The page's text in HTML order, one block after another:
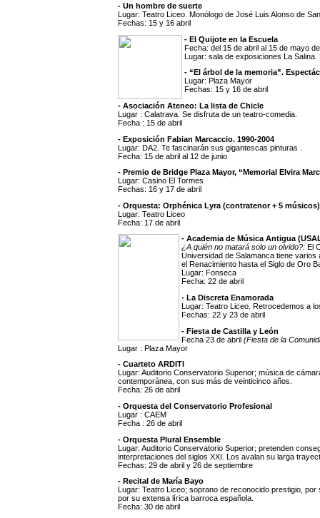
- Un hombre de suerte
Lugar: Teatro Liceo. Monólogo de José Luis Alonso de
Fechas: 15 y 16 abril
- El Quijote en la Escuela
Fecha: del 15 de abril al 15 de mayo
Lugar: sala de exposiciones La
- “El árbol de la memoria”.
Lugar: Plaza Mayor
Fechas: 15 y 16 de abril
- Asociación Ateneo: La lista de Chicle
Lugar : Calatrava. Se disfruta de un teatro-comedia.
Fecha : 15 de abril
- Exposición Fabian Marcaccio. 1990-2004
Lugar: DA2. Te fascinarán sus gigantescas pinturas .
Fecha: 15 de abril al 12 de junio
- Premio de Bridge Plaza Mayor, “Memorial Elvira
Lugar: Casino El Tormes
Fechas: 16 y 17 de abril
- Orquesta: Orphénica Lyra (contratenor + 5 músicos)
Lugar: Teatro Liceo
Fecha: 17 de abril
- Academia de Música Antigua
¿A quién no matará solo un olvido?: El
Universidad de Salamanca tiene
el Renacimiento hasta el Siglo de Oro
Lugar: Fonseca
Fecha: 22 de abril
- La Discreta Enamorada
Lugar: Teatro Liceo. Retrocedemos a
Fechas: 22 y 23 de abril
- Fiesta de Castilla y León
Fecha 23 de abril (Fiesta de la
Lugar : Plaza Mayor
- Cuarteto ARDITI
Lugar: Auditorio Conservatorio Superior; música de
contemporánea, con sus más de veinticinco años.
Fecha: 26 de abril
- Orquesta del Conservatorio Profesional
Lugar : CAEM
Fecha : 26 de abril
- Orquesta Plural Ensemble
Lugar: Auditorio Conservatorio Superior; pretenden
interpretaciones del siglos XXI. Los avalan su larga
Fechas: 29 de abril y 26 de septiembre
- Recital de María Bayo
Lugar: Teatro Liceo; soprano de reconocido prestigio,
por su extensa lírica barroca española.
Fecha: 30 de abril